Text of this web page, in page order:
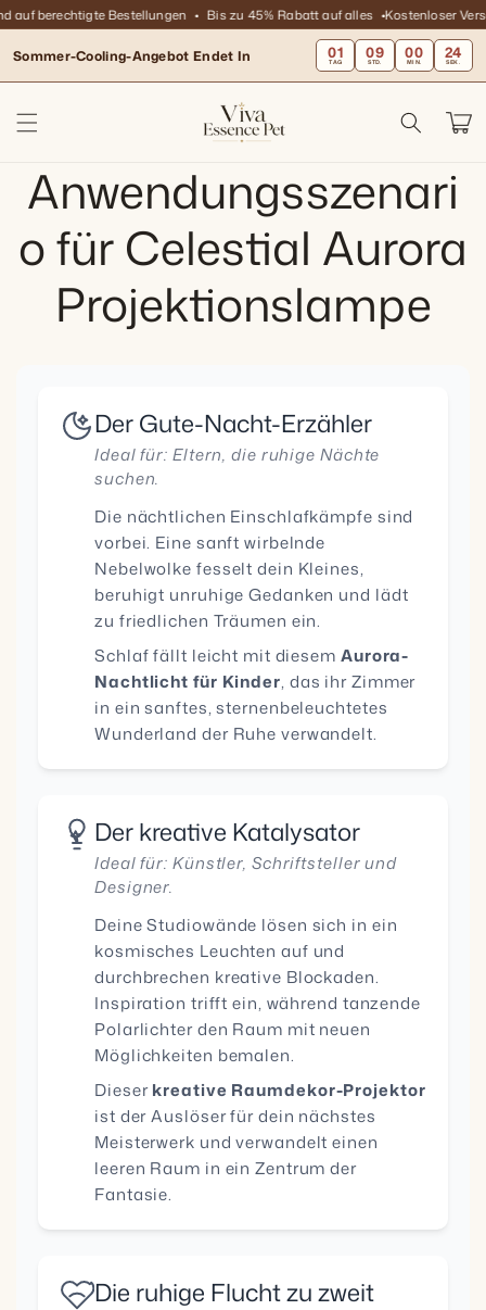
zum
Inhalt
auf berechtigte Bestellungen Bis zu 45% Rabatt auf alles Kostenloser
Sommer-Cooling-Angebot Endet In 01
TAG
09
STD.
00
MIN.
24
SEK.
Anwendungsszenari
o für Celestial Aurora
Projektionslampe
Der Gute-Nacht-Erzähler
Ideal für: Eltern, die ruhige Nächte
suchen.
Die nächtlichen Einschlafkämpfe sind
vorbei. Eine sanft wirbelnde
Nebelwolke fesselt dein Kleines,
beruhigt unruhige Gedanken und lädt
zu friedlichen Träumen ein.
Schlaf fällt leicht mit diesem Aurora-
Nachtlicht für Kinder, das ihr Zimmer
in ein sanftes, sternenbeleuchtetes
Wunderland der Ruhe verwandelt.
Der kreative Katalysator
Ideal für: Künstler, Schriftsteller und
Designer.
Deine Studiowände lösen sich in ein
kosmisches Leuchten auf und
durchbrechen kreative Blockaden.
Inspiration trifft ein, während tanzende
Polarlichter den Raum mit neuen
Möglichkeiten bemalen.
Dieserkreative Raumdekor-Projektor
ist der Auslöser für dein nächstes
Meisterwerk und verwandelt einen
leeren Raum in ein Zentrum der
Fantasie.
Die ruhige Flucht zu zweit